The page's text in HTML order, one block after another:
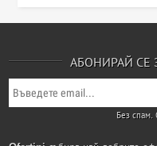
АБОНИРАЙ СЕ
Без спам.